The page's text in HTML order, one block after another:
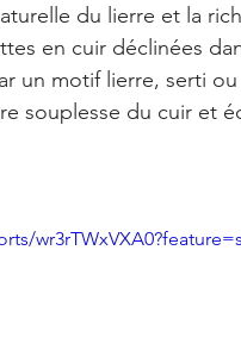
du lierre et la
en cuir déclinées
un motif lierre, serti
souplesse du cuir et